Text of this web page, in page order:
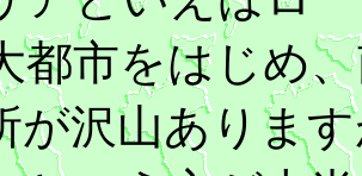
都市をはじめ
が沢山ありま